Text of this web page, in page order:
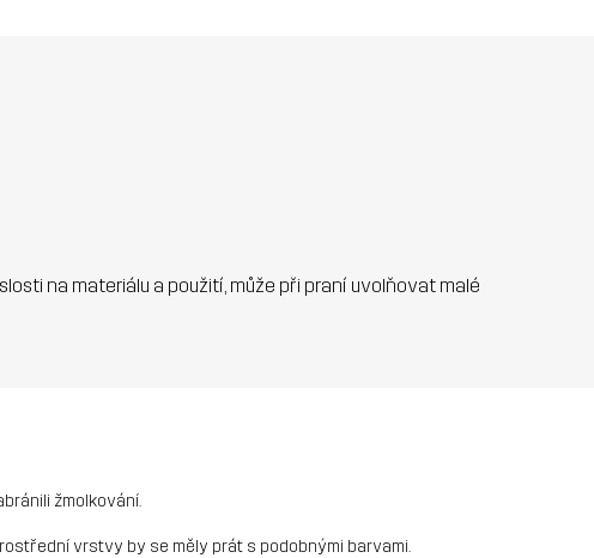
na materiálu a použití, může při praní uvolňovat malé
žmolkování.
vrstvy by se měly prát s podobnými barvami.